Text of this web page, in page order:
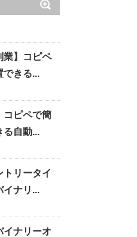
業】コピペ
できる...
コピペで簡
る自動...
トリータイ
イナリ...
イナリーオ